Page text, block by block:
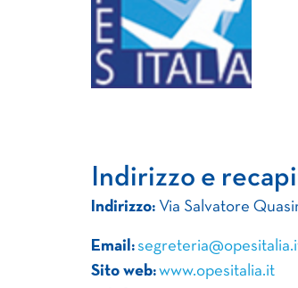
Indirizzo e
Indirizzo: Via Salvatore
Email:
Sito web:www.opesitalia.it